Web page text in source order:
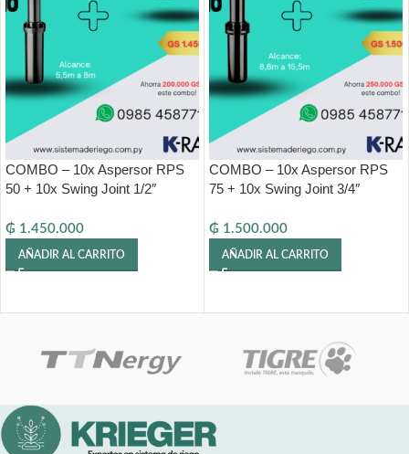
COMBO – 10x Aspersor RPS
50 + 10x Swing Joint 1/2″
₲ 1.450.000
AÑADIR AL CARRITO
COMBO – 10x Aspersor RPS
75 + 10x Swing Joint 3/4″
₲ 1.500.000
AÑADIR AL CARRITO